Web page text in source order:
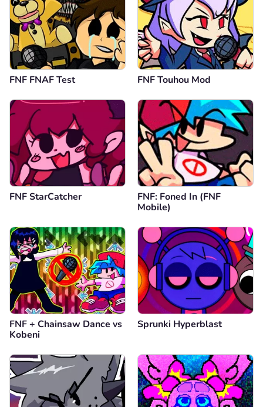
FNF FNAF Test FNF Touhou Mod
FNF StarCatcher
FNF: Foned In (FNF
Mobile)
FNF + Chainsaw Dance vs
Kobeni
Sprunki Hyperblast